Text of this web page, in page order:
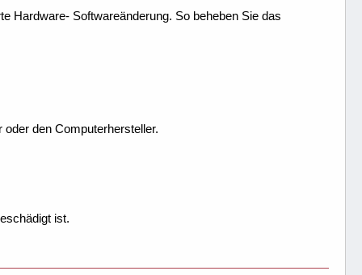
Hardware- Softwareänderung. So beheben Sie das
den Computerhersteller.
ist.